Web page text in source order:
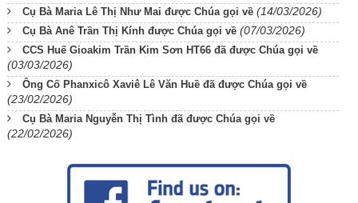
Cụ Bà Maria Lê Thị Như Mai được Chúa gọi về (14/03/2026)
Cụ Bà Anê Trần Thị Kính được Chúa gọi về (07/03/2026)
CCS Huế Gioakim Trần Kim Sơn HT66 đã được Chúa gọi về
(03/03/2026)
Ông Cố Phanxicô Xaviê Lê Văn Huề đã được Chúa gọi về
(23/02/2026)
Cụ Bà Maria Nguyễn Thị Tình đã được Chúa gọi về
(22/02/2026)